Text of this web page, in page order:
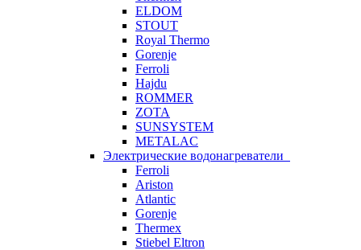
ELDOM
STOUT
Royal Thermo
Gorenje
Ferroli
Hajdu
ROMMER
ZOTA
SUNSYSTEM
METALAC
Электрические водонагреватели
Ferroli
Ariston
Atlantic
Gorenje
Thermex
Stiebel Eltron